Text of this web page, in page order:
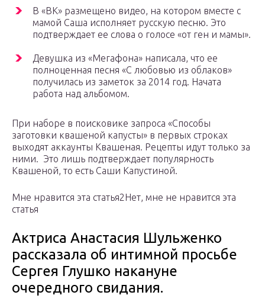
В «ВК» размещено видео, на котором вместе с
мамой Саша исполняет русскую песню. Это
подтверждает ее слова о голосе «от ген и мамы».
Девушка из «Мегафона» написала, что ее
полноценная песня «С любовью из облаков»
получилась из заметок за 2014 год. Начата
работа над альбомом.
При наборе в поисковике запроса «Способы
заготовки квашеной капусты» в первых строках
выходят аккаунты Квашеная. Рецепты идут только за
ними. Это лишь подтверждает популярность
Квашеной, то есть Саши Капустиной.
Мне нравится эта статья2Нет, мне не нравится эта
статья
Актриса Анастасия Шульженко
рассказала об интимной просьбе
Сергея Глушко накануне
очередного свидания.